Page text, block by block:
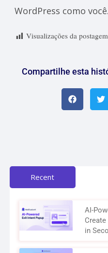
WordPress como
Visualizações da
Compartilhe esta
Recent
AI-
in